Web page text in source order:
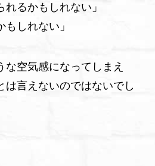
れるかもしれない」
もしれない」
な空気感になってしまえ
は言えないのではないでし